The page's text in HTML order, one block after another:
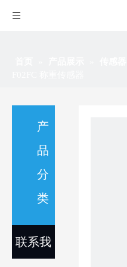
产
品
分
类
联系我